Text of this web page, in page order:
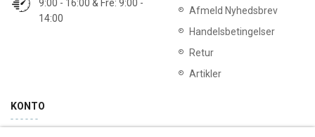
9:00 - 16:00 & Fre: 9:00 -
14:00
Afmeld Nyhedsbrev
Handelsbetingelser
Retur
Artikler
KONTO